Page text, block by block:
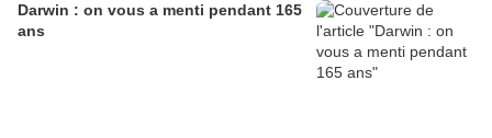
Darwin : on vous a menti pendant 165
ans